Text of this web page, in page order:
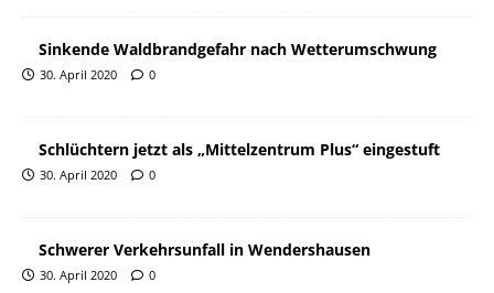
Sinkende Waldbrandgefahr nach Wetterumschwung
30. April 2020 0
Schlüchtern jetzt als „Mittelzentrum Plus“ eingestuft
30. April 2020 0
Schwerer Verkehrsunfall in Wendershausen
30. April 2020 0